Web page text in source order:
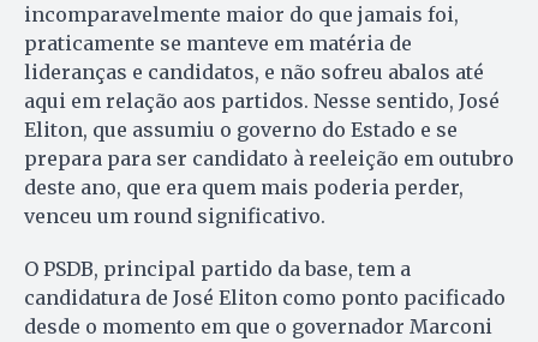
incomparavelmente maior do que jamais foi,
praticamente se manteve em matéria de
lideranças e candidatos, e não sofreu abalos até
aqui em relação aos partidos. Nesse sentido, José
Eliton, que assumiu o governo do Estado e se
prepara para ser candidato à reeleição em outubro
deste ano, que era quem mais poderia perder,
venceu um round significativo.
O PSDB, principal partido da base, tem a
candidatura de José Eliton como ponto pacificado
desde o momento em que o governador Marconi